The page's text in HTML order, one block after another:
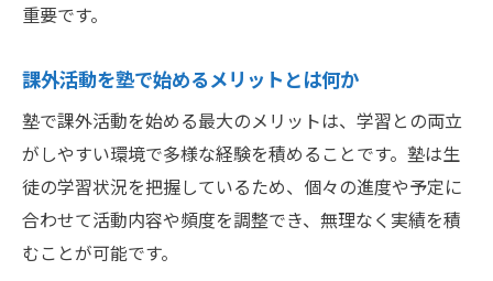
リーダーシップ経験が就活に強い理由
課外活動で学ぶ対人スキルとプレゼン力
課外活動が大学受験へ与える影響とは
塾課外活動が大学入試評価に及ぼす効果
課外活動の実績がアピール材料になる理由
総合型選抜で重視される課外活動とは何か
重要です。
課外活動を塾で始めるメリットとは何か
塾で課外活動を始める最大のメリットは、学習との両立
がしやすい環境で多様な経験を積めることです。塾は生
徒の学習状況を把握しているため、個々の進度や予定に
合わせて活動内容や頻度を調整でき、無理なく実績を積
むことが可能です。